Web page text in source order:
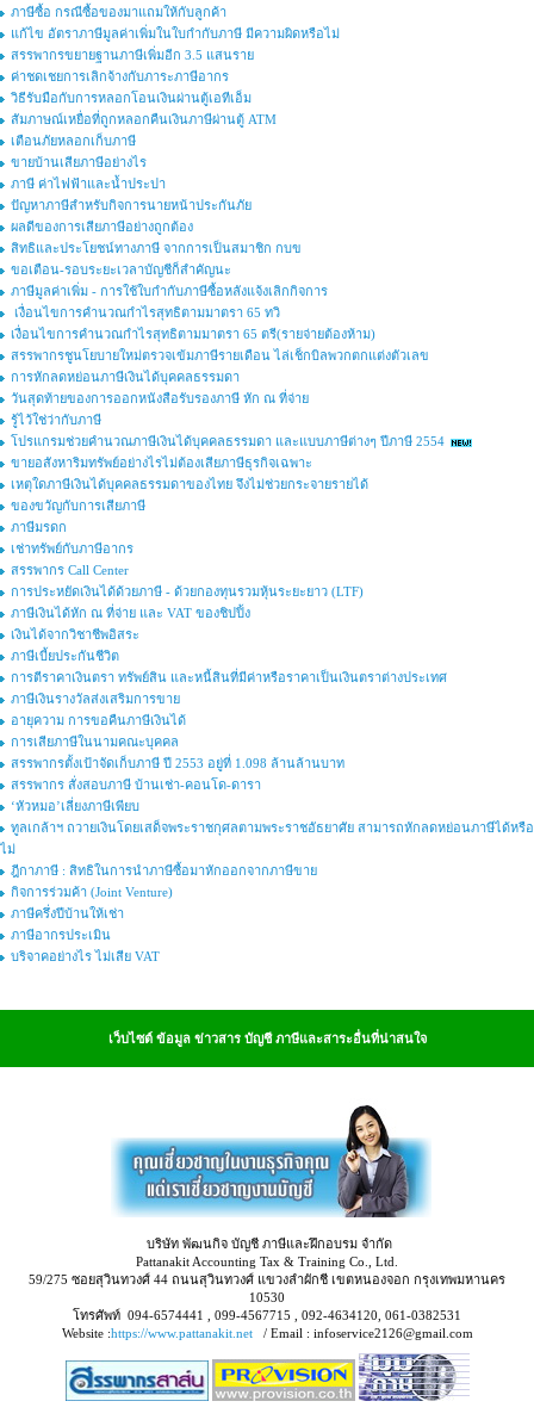
ภาษีซื้อ กรณีซื้อของมาแถมให้กับลูกค้า
แก้ไข อัตราภาษีมูลค่าเพิ่มในใบกำกับภาษี มีความผิดหรือไม่
สรรพากรขยายฐานภาษีเพิ่มอีก 3.5 แสนราย
ค่าชดเชยการเลิกจ้างกับภาระภาษีอากร
วิธีรับมือกับการหลอกโอนเงินผ่านตู้เอทีเอ็ม
สัมภาษณ์เหยื่อที่ถูกหลอกคืนเงินภาษีผ่านตู้ ATM
เตือนภัยหลอกเก็บภาษี
ขายบ้านเสียภาษีอย่างไร
ภาษี ค่าไฟฟ้าและน้ำประปา
ปัญหาภาษีสำหรับกิจการนายหน้าประกันภัย
ผลดีของการเสียภาษีอย่างถูกต้อง
สิทธิและประโยชน์ทางภาษี จากการเป็นสมาชิก กบข
ขอเตือน-รอบระยะเวลาบัญชีก็สำคัญนะ
ภาษีมูลค่าเพิ่ม - การใช้ใบกำกับภาษีซื้อหลังแจ้งเลิกกิจการ
เงื่อนไขการคำนวณกำไรสุทธิตามมาตรา 65 ทวิ
เงื่อนไขการคำนวณกำไรสุทธิตามมาตรา 65 ตรี(รายจ่ายต้องห้าม)
สรรพากรชูนโยบายใหม่ตรวจเข้มภาษีรายเดือน ไล่เช็กบิลพวกตกแต่งตัวเลข
การหักลดหย่อนภาษีเงินได้บุคคลธรรมดา
วันสุดท้ายของการออกหนังสือรับรองภาษี หัก ณ ที่จ่าย
รู้ไว้ใช่ว่ากับภาษี
โปรแกรมช่วยคำนวณภาษีเงินได้บุคคลธรรมดา และแบบภาษีต่างๆ ปีภาษี 2554
ขายอสังหาริมทรัพย์อย่างไรไม่ต้องเสียภาษีธุรกิจเฉพาะ
เหตุใดภาษีเงินได้บุคคลธรรมดาของไทย จึงไม่ช่วยกระจายรายได้
ของขวัญกับการเสียภาษี
ภาษีมรดก
เช่าทรัพย์กับภาษีอากร
สรรพากร Call Center
การประหยัดเงินได้ด้วยภาษี - ด้วยกองทุนรวมหุ้นระยะยาว (LTF)
ภาษีเงินได้หัก ณ ที่จ่าย และ VAT ของชิปปิ้ง
เงินได้จากวิชาชีพอิสระ
ภาษีเบี้ยประกันชีวิต
การตีราคาเงินตรา ทรัพย์สิน และหนี้สินที่มีค่าหรือราคาเป็นเงินตราต่างประเทศ
ภาษีเงินรางวัลส่งเสริมการขาย
อายุความ การขอคืนภาษีเงินได้
การเสียภาษีในนามคณะบุคคล
สรรพากรตั้งเป้าจัดเก็บภาษี ปี 2553 อยู่ที่ 1.098 ล้านล้านบาท
สรรพากร สั่งสอบภาษี บ้านเช่า-คอนโด-ดารา
‘หัวหมอ’เลี่ยงภาษีเพียบ
ทูลเกล้าฯ ถวายเงินโดยเสด็จพระราชกุศลตามพระราชอัธยาศัย สามารถหักลดหย่อนภาษีได้หรือ
ไม่
ฎีกาภาษี : สิทธิในการนำภาษีซื้อมาหักออกจากภาษีขาย
กิจการร่วมค้า (Joint Venture)
ภาษีครึ่งปีบ้านให้เช่า
ภาษีอากรประเมิน
บริจาคอย่างไร ไม่เสีย VAT
เว็บไซต์ ข้อมูล ข่าวสาร บัญชี ภาษีและสาระอื่นที่น่าสนใจ
บริษัท พัฒนกิจ บัญชี ภาษีและฝึกอบรม จำกัด
Pattanakit Accounting Tax & Training Co., Ltd.
59/275 ซอยสุวินทวงศ์ 44 ถนนสุวินทวงศ์ แขวงลำผักชี เขตหนองจอก กรุงเทพมหานคร
10530
โทรศัพท์ 094-6574441 , 099-4567715 , 092-4634120, 061-0382531
Website :https://www.pattanakit.net/ Email : infoservice2126@gmail.com